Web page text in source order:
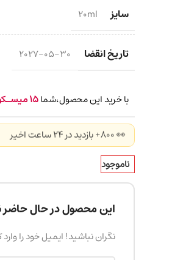
سایز 20ml
تاریخ انقضا 2027-05-30
با خرید این محصول،شما15
👀 800+ بازدید در ۲۴ ساعت اخیر
ناموجود
این محصول در حال
نگران نباشید! ایمیل خود را